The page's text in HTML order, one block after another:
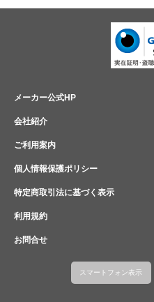
メーカー公式HP
会社紹介
ご利用案内
個人情報保護ポリシー
特定商取引法に基づく表示
利用規約
お問合せ
スマートフォン表示